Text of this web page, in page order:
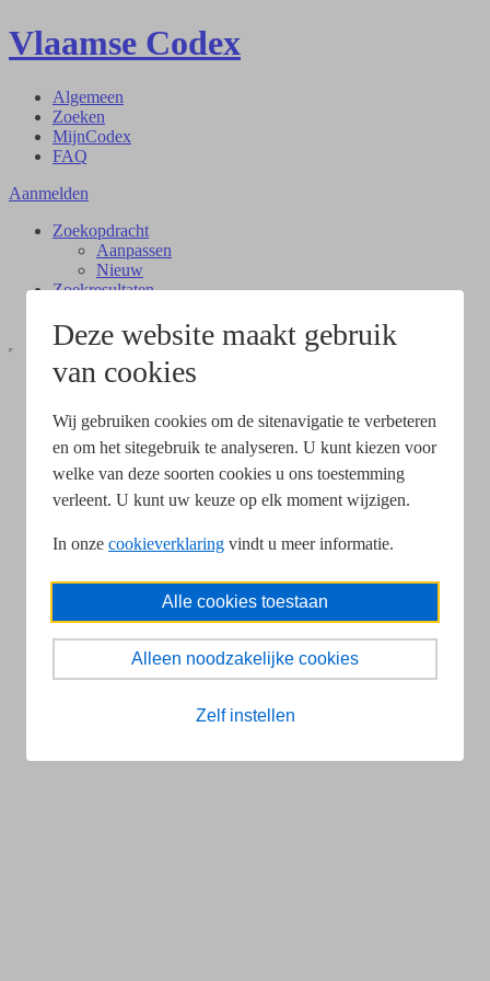
Deze website maakt gebruik
van cookies
Wij gebruiken cookies om de sitenavigatie te verbeteren
en om het sitegebruik te analyseren. U kunt kiezen voor
welke van deze soorten cookies u ons toestemming
verleent. U kunt uw keuze op elk moment wijzigen.
In onze cookieverklaring vindt u meer informatie.
Alle cookies toestaan
Alleen noodzakelijke cookies
Zelf instellen
Vlaamse Codex
Algemeen
Zoeken
MijnCodex
FAQ
Aanmelden
Zoekopdracht
Aanpassen
Nieuw
Zoekresultaten